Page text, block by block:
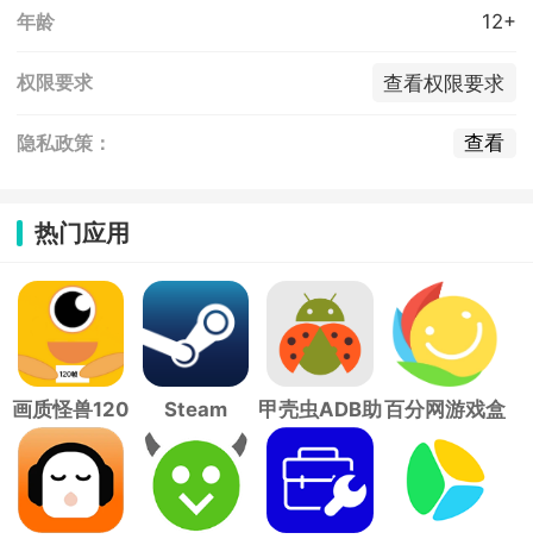
年龄 12+
权限要求 查看权限要求
隐私政策： 查看
热门应用
画质怪兽120
帧
Steam
甲壳虫ADB助
手
百分网游戏盒
子